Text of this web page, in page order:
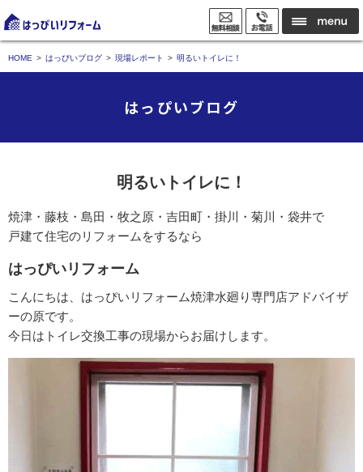
HOME はっぴいブログ 現場レポート 明るいトイレに！
はっぴいブログ
明るいトイレに！
焼津・藤枝・島田・牧之原・吉田町・掛川・菊川・袋井で
戸建て住宅のリフォームをするなら
はっぴいリフォーム
こんにちは、はっぴいリフォーム焼津水廻り専門店アドバイザ
ーの原です。
今日はトイレ交換工事の現場からお届けします。